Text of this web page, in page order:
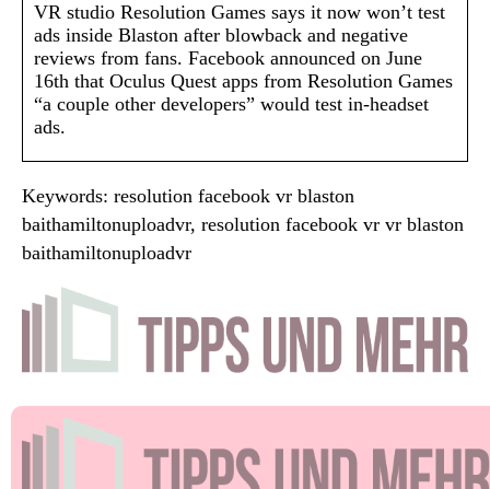
VR studio Resolution Games says it now won’t test
ads inside Blaston after blowback and negative
reviews from fans. Facebook announced on June
16th that Oculus Quest apps from Resolution Games
“a couple other developers” would test in-headset
ads.
Keywords: resolution facebook vr blaston
baithamiltonuploadvr, resolution facebook vr vr blaston
baithamiltonuploadvr